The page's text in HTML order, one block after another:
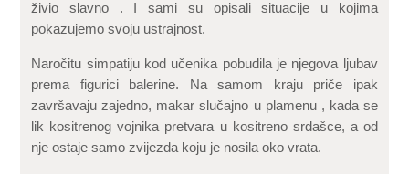
živio slavno . I sami su opisali situacije u kojima
pokazujemo svoju ustrajnost.
Naročitu simpatiju kod učenika pobudila je njegova ljubav
prema figurici balerine. Na samom kraju priče ipak
završavaju zajedno, makar slučajno u plamenu , kada se
lik kositrenog vojnika pretvara u kositreno srdašce, a od
nje ostaje samo zvijezda koju je nosila oko vrata.